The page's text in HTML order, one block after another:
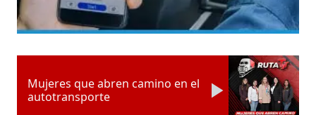
Mujeres que abren camino en el
autotransporte